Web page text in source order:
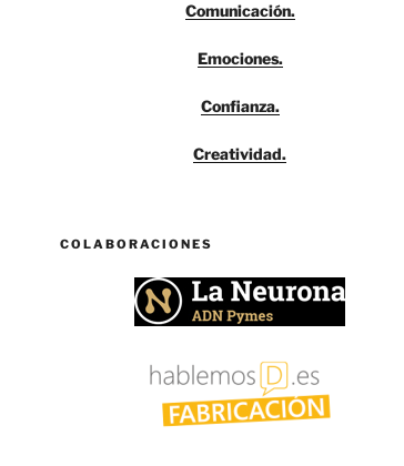
Comunicación.
Emociones.
Confianza.
Creatividad.
COLABORACIONES